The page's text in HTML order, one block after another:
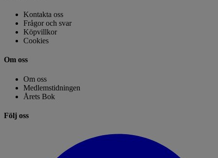
Kontakta oss
Frågor och svar
Köpvillkor
Cookies
Om oss
Om oss
Medlemstidningen
Årets Bok
Följ oss